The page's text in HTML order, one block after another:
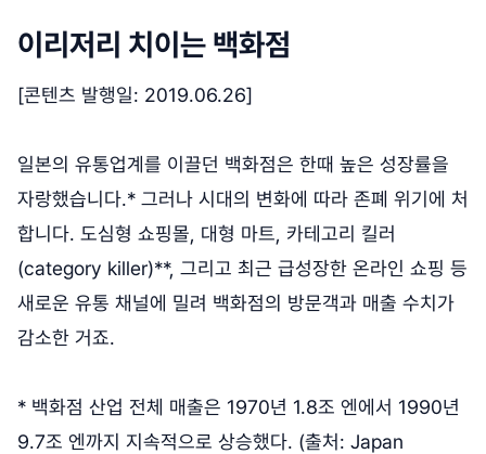
이리저리 치이는 백화점
[콘텐츠 발행일: 2019.06.26]
일본의 유통업계를 이끌던 백화점은 한때 높은 성장률을
자랑했습니다.* 그러나 시대의 변화에 따라 존폐 위기에 처
합니다. 도심형 쇼핑몰, 대형 마트, 카테고리 킬러
(category killer)**, 그리고 최근 급성장한 온라인 쇼핑 등
새로운 유통 채널에 밀려 백화점의 방문객과 매출 수치가
감소한 거죠.
* 백화점 산업 전체 매출은 1970년 1.8조 엔에서 1990년
9.7조 엔까지 지속적으로 상승했다. (출처: Japan